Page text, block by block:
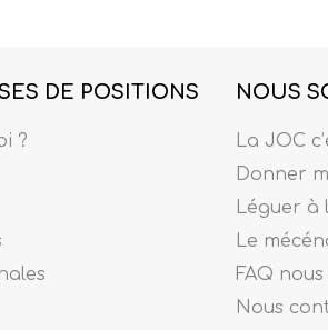
DE POSITIONS
?
NOUS
La JOC
Donner
Léguer à
Le
FAQ
Nous